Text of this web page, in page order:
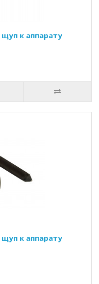
к аппарату
к аппарату